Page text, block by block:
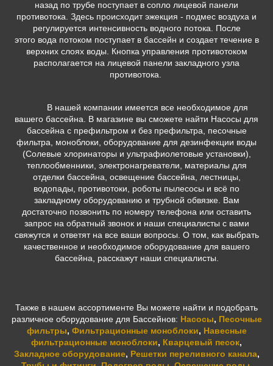
назад по трубе поступает в сопло лицевой панели
противотока. Здесь происходит эжекция - подмес воздуха и
регулируется интенсивность водного потока. После
этого вода потоком поступает в бассейн и создает течение в
верхних слоях воды. Кнопка управления противотоком
располагается на лицевой панели закладного узла
противотока.
В нашей компании имеется все необходимое для
вашего бассейна. В магазине вы сможете найти Насосы для
бассейна с префильтром и без префильтра, песочные
фильтра, моноблоки, оборудование для дезинфекции воды
(Солевые хлоринаторы и ультрафиолетовые установки),
теплообменники, электронагреватели, материалы для
отделки бассейна, освещение бассейна, лестницы,
водопады, противотоки, роботы пылесосы и всё по
закладному оборудованию и трубной обвязке. Вам
достаточно позвонить по номеру телефона или оставить
запрос на обратный звонок и наши специалисты с вами
свяжутся и ответят на все ваши вопросы. О том, как выбрать
качественное и необходимое оборудование для вашего
бассейна, расскажут наши специалисты.
Также в нашем ассортименте Вы можете найти и подобрать
различное оборудование для Бассейнов: Насосы, Песочные
фильтры, Фильтрационные моноблоки, Навесные
фильтрационные моноблоки, Кварцевый песок,
Закладное оборудование, Решетки переливного канала,